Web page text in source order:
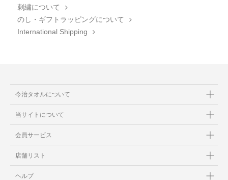
刺繍について
のし・ギフトラッピングについて
International Shipping
今治タオルについて
当サイトについて
会員サービス
店舗リスト
ヘルプ